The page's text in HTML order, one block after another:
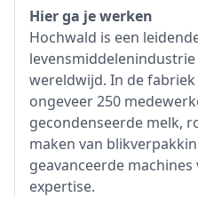
Hier ga je werken
Hochwald is een
wereldwijd. In de
ongeveer 250
gecondenseerde melk,
maken van
geavanceerde
expertise.